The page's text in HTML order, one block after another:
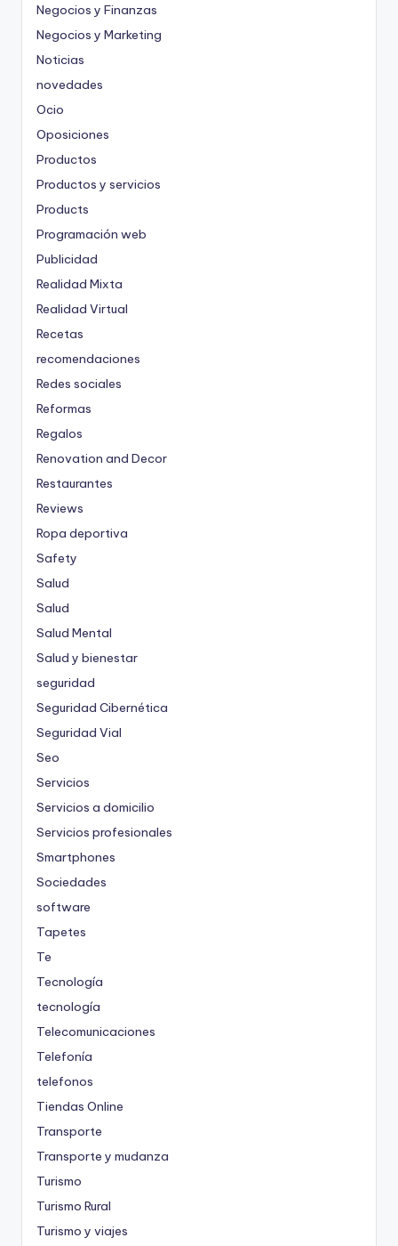
Negocios y Finanzas
Negocios y Marketing
Noticias
novedades
Ocio
Oposiciones
Productos
Productos y servicios
Products
Programación web
Publicidad
Realidad Mixta
Realidad Virtual
Recetas
recomendaciones
Redes sociales
Reformas
Regalos
Renovation and Decor
Restaurantes
Reviews
Ropa deportiva
Safety
Salud
Salud
Salud Mental
Salud y bienestar
seguridad
Seguridad Cibernética
Seguridad Vial
Seo
Servicios
Servicios a domicilio
Servicios profesionales
Smartphones
Sociedades
software
Tapetes
Te
Tecnología
tecnología
Telecomunicaciones
Telefonía
telefonos
Tiendas Online
Transporte
Transporte y mudanza
Turismo
Turismo Rural
Turismo y viajes